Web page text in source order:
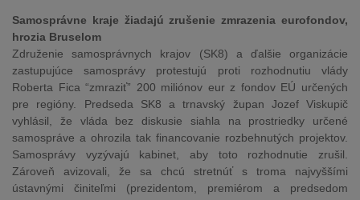
Samosprávne kraje žiadajú zrušenie zmrazenia eurofondov,
hrozia Bruselom
Združenie samosprávnych krajov (SK8) a ďalšie organizácie
zastupujúce samosprávy protestujú proti rozhodnutiu vlády
Roberta Fica “zmraziť” 200 miliónov eur z fondov EÚ určených
pre regióny. Predseda SK8 a trnavský župan Jozef Viskupič
vyhlásil, že vláda bez diskusie siahla na prostriedky určené
samospráve a ohrozila tak financovanie rozbehnutých projektov.
Samosprávy vyzývajú kabinet, aby toto rozhodnutie zrušil.
Zároveň avizovali, že sa chcú stretnúť s troma najvyššími
ústavnými činiteľmi (prezidentom, premiérom a predsedom